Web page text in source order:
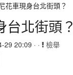
花車現身台北街頭？
台北街頭？
29 20:09 · · 檢舉